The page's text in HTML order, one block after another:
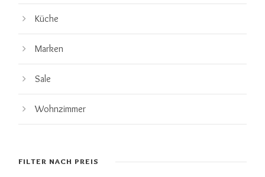
Küche
Marken
Sale
Wohnzimmer
FILTER NACH PREIS